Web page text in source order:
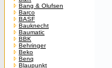
Bang & Olufsen
Barco
BASF
Bauknecht
Baumatic
BBK
Behringer
Beko
Benq
Blaupunkt